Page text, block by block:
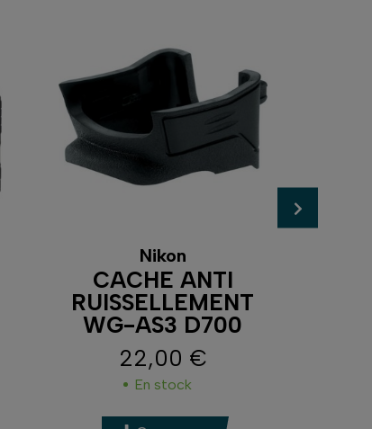
Nikon
CACHE ANTI
RUISSELLEMENT
WG-AS3 D700
Prix
22,00 €
En stock